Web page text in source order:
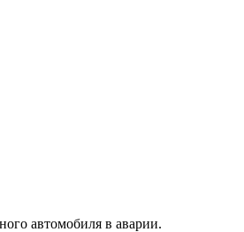
автомобиля в аварии.